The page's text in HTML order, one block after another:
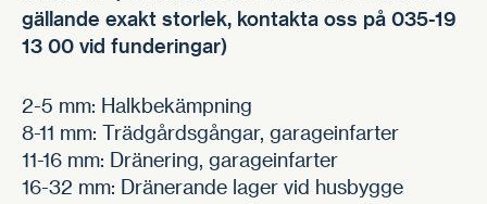
gällande exakt storlek, kontakta oss på 035-19
13 00 vid funderingar)
2-5 mm: Halkbekämpning
8-11 mm: Trädgårdsgångar, garageinfarter
11-16 mm: Dränering, garageinfarter
16-32 mm: Dränerande lager vid husbygge